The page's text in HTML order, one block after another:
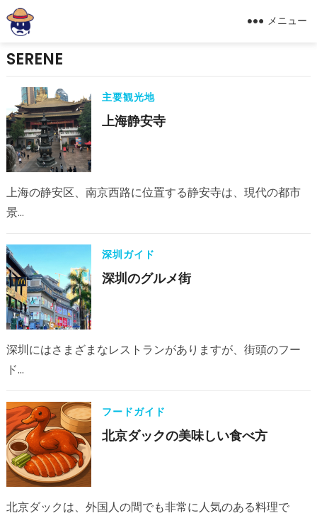
メニュー
SERENE
主要観光地
上海静安寺
上海の静安区、南京西路に位置する静安寺は、現代の都市
景…
深圳ガイド
深圳のグルメ街
深圳にはさまざまなレストランがありますが、街頭のフー
ド…
フードガイド
北京ダックの美味しい食べ方
北京ダックは、外国人の間でも非常に人気のある料理で